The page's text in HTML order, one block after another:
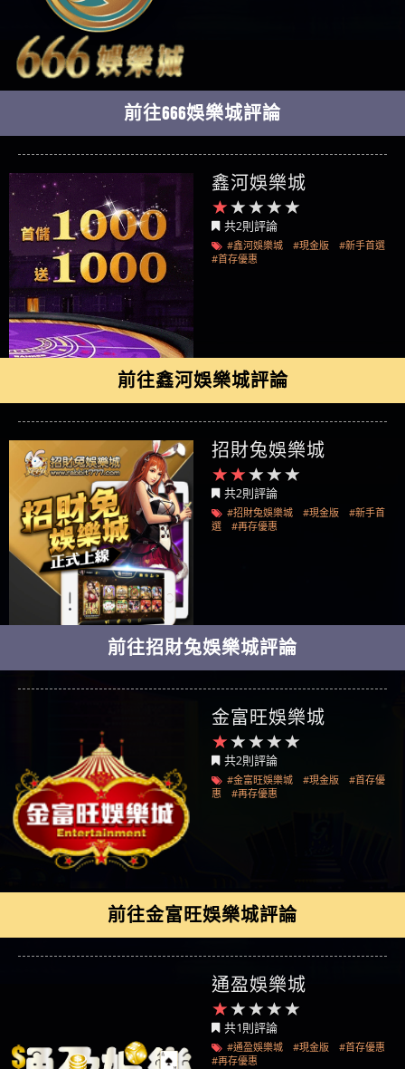
前往666娛樂城評論
鑫河娛樂城
共2則評論
#鑫河娛樂城 #現金版
#新手首選
#首存優惠
前往鑫河娛樂城評論
招財兔娛樂城
共2則評論
#招財兔娛樂城 #現金版
#新手首
選
#再存優惠
前往招財兔娛樂城評論
金富旺娛樂城
共2則評論
#金富旺娛樂城 #現金版
#首存優
惠
#再存優惠
前往金富旺娛樂城評論
通盈娛樂城
共1則評論
#通盈娛樂城 #現金版
#首存優惠
#再存優惠